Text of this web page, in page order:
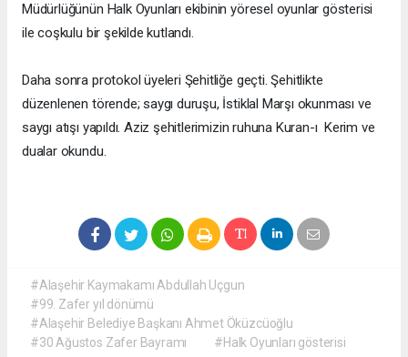
Müdürlüğünün Halk Oyunları ekibinin yöresel oyunlar gösterisi
ile coşkulu bir şekilde kutlandı.
Daha sonra protokol üyeleri Şehitliğe geçti. Şehitlikte
düzenlenen törende; saygı duruşu, İstiklal Marşı okunması ve
saygı atışı yapıldı. Aziz şehitlerimizin ruhuna Kuran-ı Kerim ve
dualar okundu.
#Alaşehir Kaymakamı Abdullah Uçgun
#99. Zafer yıl dönümü
#Alaşehir Belediye Başkanı Ahmet Öküzcüoğlu
#30 Ağustos Zafer Bayramı
#Halk Oyunları gösterisi